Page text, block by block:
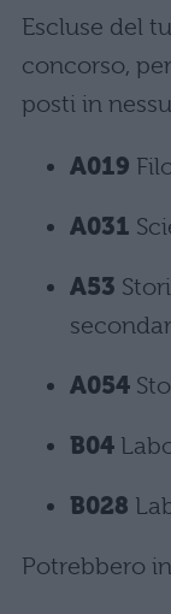
Escluse del
concorso,
posti in
A019
A031
A53
A054
B04
B028
Potrebbero